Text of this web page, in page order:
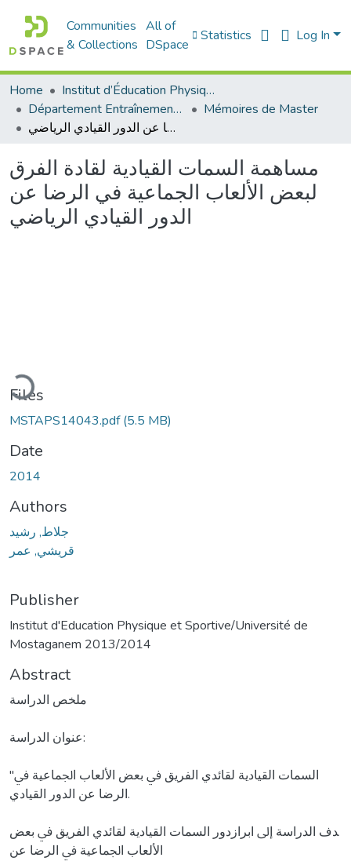
Communities
& Collections
All of
DSpace
Statistics Log In
Home
Institut d’Éducation Physique et Sportive
Département Entraînement Sportif (ES)
Mémoires de Master
مساهمة السمات القيادية لقادة الفرق لبعض الألعاب الجماعية في الرضا عن الدور القيادي الرياضي
مساهمة السمات القيادية لقادة الفرق
لبعض الألعاب الجماعية في الرضا عن
الدور القيادي الرياضي
Loading...
Files
MSTAPS14043.pdf(5.5 MB)
Date
2014
Authors
جلاط, رشيد
قريشي, عمر
Publisher
Institut d'Education Physique et Sportive/Université de
Mostaganem 2013/2014
Abstract
ﻣﻠﺨﺺ اﻟﺪراﺳﺔ
ﻋﻨﻮان اﻟﺪراﺳﺔ:
"اﻟﺴﻤﺎت اﻟﻘﻴﺎدﻳﺔ ﻟﻘﺎﺋﺪي اﻟﻔﺮﻳﻖ ﰲ ﺑﻌﺾ اﻷﻟﻌﺎب اﳉﻤﺎﻋﻴﺔ ﰲ
اﻟﺮﺿﺎ ﻋﻦ اﻟﺪور اﻟﻘﻴﺎدي.
ﺪف اﻟﺪراﺳﺔ إﱃ اﺑﺮازدور اﻟﺴﻤﺎت اﻟﻘﻴﺎدﻳﺔ ﻟﻘﺎﺋﺪي اﻟﻔﺮﻳﻖ ﰲ ﺑﻌﺾ
اﻷﻟﻌﺎب اﳉﻤﺎﻋﻴﺔ ﰲ اﻟﺮﺿﺎ ﻋﻦ